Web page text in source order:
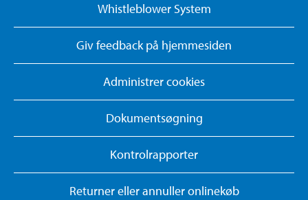
Whistleblower System
Giv feedback på hjemmesiden
Administrer cookies
Dokumentsøgning
Kontrolrapporter
Returner eller annuller onlinekøb